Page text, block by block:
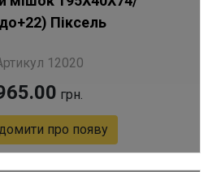
Піксель
12020
грн.
про появу